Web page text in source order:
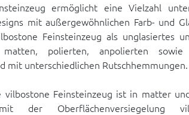
ermöglicht eine Vielzahl
mit außergewöhnlichen Farb- und
Feinsteinzeug als unglasiertes
polierten, anpolierten sowie
mit unterschiedlichen Rutschhemmungen.
vilbostone Feinsteinzeug ist in matter
der Oberflächenversiegelung